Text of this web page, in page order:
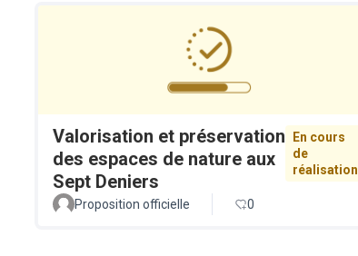
Valorisation et préservation
des espaces de nature aux
Sept Deniers
En cours
de
réalisation
Proposition officielle 0